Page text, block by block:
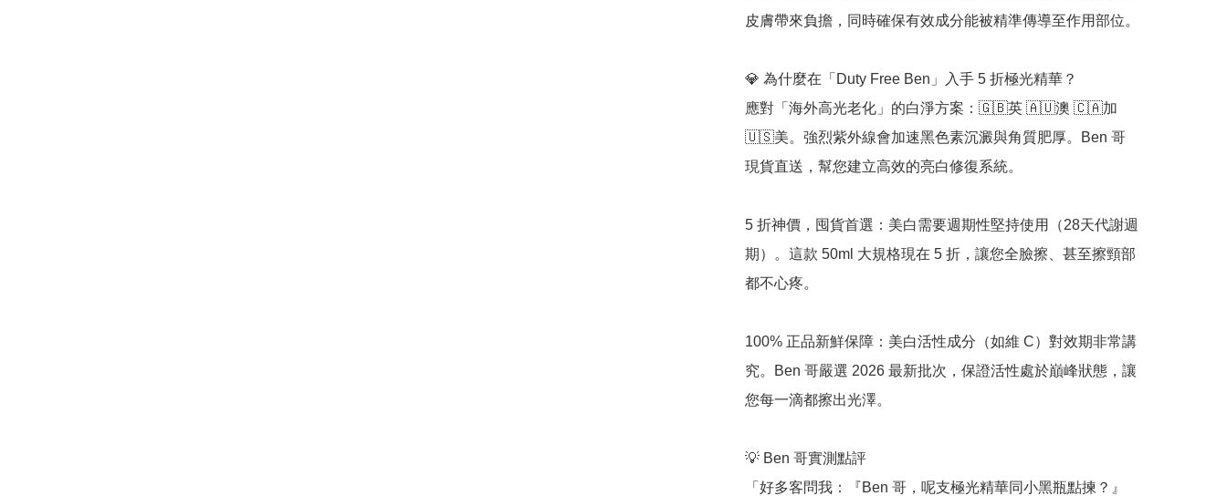
皮膚帶來負擔，同時確保有效成分能被精準傳導至作用部位。
💎 為什麼在「Duty Free Ben」入手 5 折極光精華？
應對「海外高光老化」的白淨方案：🇬🇧英 🇦🇺澳 🇨🇦加
🇺🇸美。強烈紫外線會加速黑色素沉澱與角質肥厚。Ben 哥
現貨直送，幫您建立高效的亮白修復系統。
5 折神價，囤貨首選：美白需要週期性堅持使用（28天代謝週
期）。這款 50ml 大規格現在 5 折，讓您全臉擦、甚至擦頸部
都不心疼。
100% 正品新鮮保障：美白活性成分（如維 C）對效期非常講
究。Ben 哥嚴選 2026 最新批次，保證活性處於巔峰狀態，讓
您每一滴都擦出光澤。
💡 Ben 哥實測點評
「好多客問我：『Ben 哥，呢支極光精華同小黑瓶點揀？』